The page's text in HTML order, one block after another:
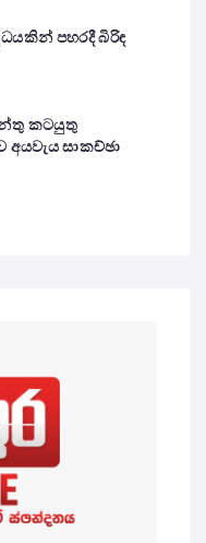
පහරදී බිරිඳ
කටයුතු
අයවැය සාකච්ඡා